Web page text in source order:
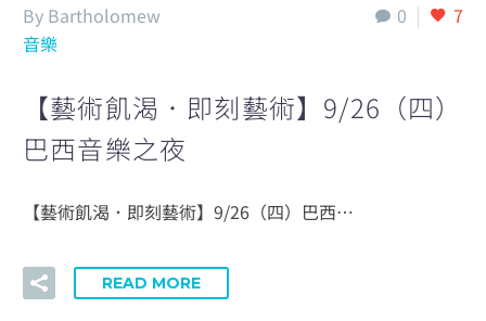
0 7
By Bartholomew
音樂
【藝術飢渴．即刻藝術】9/26（四）
巴西音樂之夜
【藝術飢渴．即刻藝術】9/26（四）巴西…
READ MORE